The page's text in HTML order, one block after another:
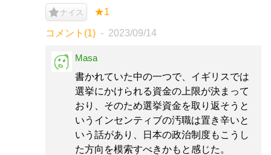
ナイス ★1
コメント(1) 2023/09/14
Masa
書かれていた中の一つで、イギリスでは
選挙にかけられる資金の上限が決まって
おり、そのため選挙資金を取り返そうと
いうインセンティブの汚職は置き辛いと
いう話があり、日本の政治制度もこうし
た方向を模索すべきかもと感じた。